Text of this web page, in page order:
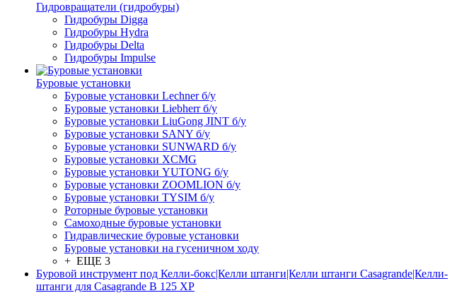
Гидровращатели (гидробуры)
Гидробуры Digga
Гидробуры Hydra
Гидробуры Delta
Гидробуры Impulse
Буровые установки
Буровые установки Lechner б/у
Буровые установки Liebherr б/у
Буровые установки LiuGong JINT б/у
Буровые установки SANY б/у
Буровые установки SUNWARD б/у
Буровые установки XCMG
Буровые установки YUTONG б/у
Буровые установки ZOOMLION б/у
Буровые установки TYSIM б/у
Роторные буровые установки
Самоходные буровые установки
Гидравлические буровые установки
Буровые установки на гусеничном ходу
+ ЕЩЕ 3
Буровой инструмент под Келли-бокс|Келли штанги|Келли штанги Casagrande|Келли-
штанги для Casagrande B 125 XP